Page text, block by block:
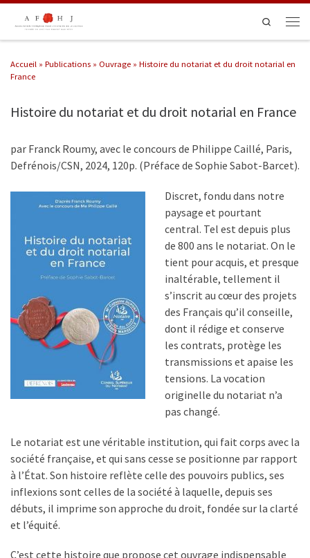
Passer au contenu
Search
Accueil » Publications » Ouvrage » Histoire du notariat et du droit notarial en
France
Histoire du notariat et du droit notarial en France
par Franck Roumy, avec le concours de Philippe Caillé, Paris,
Defrénois/CSN, 2024, 120p. (Préface de Sophie Sabot-Barcet).
Discret, fondu dans notre
paysage et pourtant
central. Tel est depuis plus
de 800 ans le notariat. On le
tient pour acquis, et presque
inaltérable, tellement il
s’inscrit au cœur des projets
des Français qu’il conseille,
dont il rédige et conserve
les contrats, protège les
transmissions et apaise les
tensions. La vocation
originelle du notariat n’a
pas changé.
Le notariat est une véritable institution, qui fait corps avec la
société française, et qui sans cesse se positionne par rapport
à l’État. Son histoire reflète celle des pouvoirs publics, ses
inflexions sont celles de la société à laquelle, depuis ses
débuts, il imprime son approche du droit, fondée sur la clarté
et l’équité.
C’est cette histoire que propose cet ouvrage indispensable